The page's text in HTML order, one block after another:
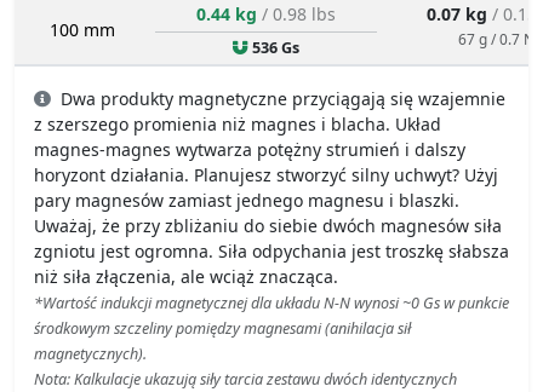
100 mm
0.44 kg / 0.98 lbs
536 Gs
0.07 kg / 0.15
67 g / 0.7 N
Dwa produkty magnetyczne przyciągają się wzajemnie
z szerszego promienia niż magnes i blacha. Układ
magnes-magnes wytwarza potężny strumień i dalszy
horyzont działania. Planujesz stworzyć silny uchwyt? Użyj
pary magnesów zamiast jednego magnesu i blaszki.
Uważaj, że przy zbliżaniu do siebie dwóch magnesów siła
zgniotu jest ogromna. Siła odpychania jest troszkę słabsza
niż siła złączenia, ale wciąż znacząca.
*Wartość indukcji magnetycznej dla układu N-N wynosi ~0 Gs w punkcie
środkowym szczeliny pomiędzy magnesami (anihilacja sił
magnetycznych).
Nota: Kalkulacje ukazują siły tarcia zestawu dwóch identycznych